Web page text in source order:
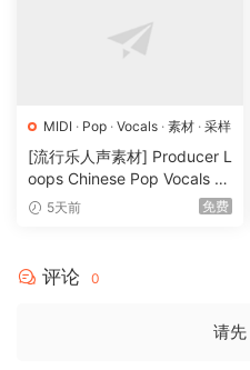
MIDI · Pop · Vocals · 素材 · 采样
[流行乐人声素材] Producer L
oops Chinese Pop Vocals Vo
l.1 [WAV, MiDi, REX]（3.21G
5天前 免费
评论 0
请先